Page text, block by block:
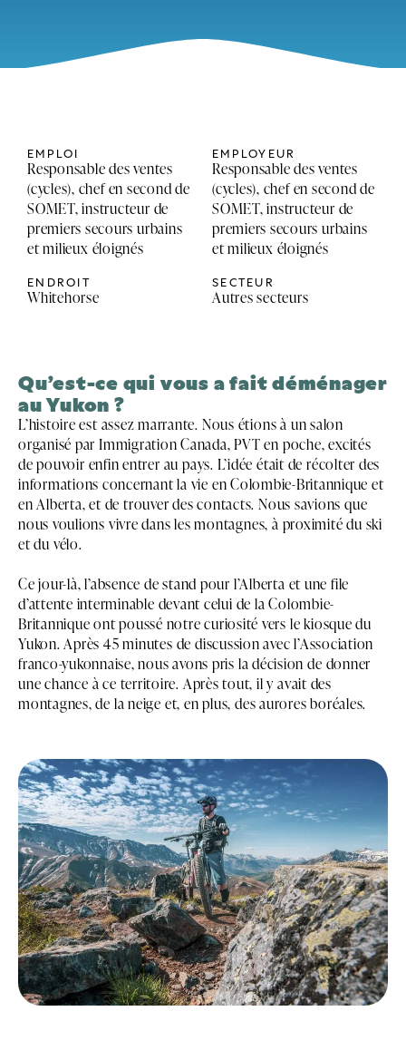
EMPLOI
Responsable des ventes
(cycles), chef en second de
SOMET, instructeur de
premiers secours urbains
et milieux éloignés
EMPLOYEUR
Responsable des ventes
(cycles), chef en second de
SOMET, instructeur de
premiers secours urbains
et milieux éloignés
ENDROIT
Whitehorse
SECTEUR
Autres secteurs
Qu’est-ce qui vous a fait déménager
au Yukon ?
L’histoire est assez marrante. Nous étions à un salon
organisé par Immigration Canada, PVT en poche, excités
de pouvoir enfin entrer au pays. L’idée était de récolter des
informations concernant la vie en Colombie-Britannique et
en Alberta, et de trouver des contacts. Nous savions que
nous voulions vivre dans les montagnes, à proximité du ski
et du vélo.
Ce jour-là, l’absence de stand pour l’Alberta et une file
d’attente interminable devant celui de la Colombie-
Britannique ont poussé notre curiosité vers le kiosque du
Yukon. Après 45 minutes de discussion avec l’Association
franco-yukonnaise, nous avons pris la décision de donner
une chance à ce territoire. Après tout, il y avait des
montagnes, de la neige et, en plus, des aurores boréales.